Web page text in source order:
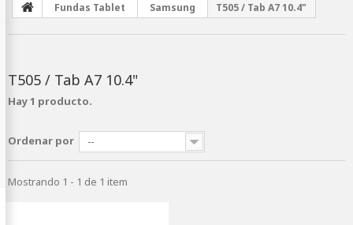
Fundas Tablet Samsung T505 / Tab A7 10.4"
T505 / Tab A7 10.4"
Hay 1 producto.
Ordenar por --
Mostrando 1 - 1 de 1 item